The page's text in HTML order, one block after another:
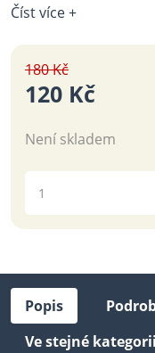
Číst více +
180 Kč
120 Kč
Není skladem
Popis
Ve stejné kategorii